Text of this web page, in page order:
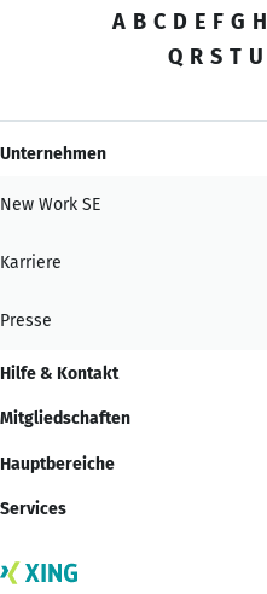
A B C D E F G H
Q R S T U
Unternehmen
New Work SE
Karriere
Presse
Hilfe & Kontakt
Mitgliedschaften
Hauptbereiche
Services